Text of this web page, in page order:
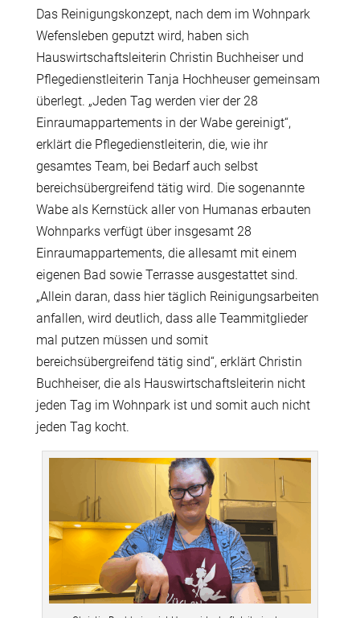
Das Reinigungskonzept, nach dem im Wohnpark
Wefensleben geputzt wird, haben sich
Hauswirtschaftsleiterin Christin Buchheiser und
Pflegedienstleiterin Tanja Hochheuser gemeinsam
überlegt. „Jeden Tag werden vier der 28
Einraumappartements in der Wabe gereinigt“,
erklärt die Pflegedienstleiterin, die, wie ihr
gesamtes Team, bei Bedarf auch selbst
bereichsübergreifend tätig wird. Die sogenannte
Wabe als Kernstück aller von Humanas erbauten
Wohnparks verfügt über insgesamt 28
Einraumappartements, die allesamt mit einem
eigenen Bad sowie Terrasse ausgestattet sind.
„Allein daran, dass hier täglich Reinigungsarbeiten
anfallen, wird deutlich, dass alle Teammitglieder
mal putzen müssen und somit
bereichsübergreifend tätig sind“, erklärt Christin
Buchheiser, die als Hauswirtschaftsleiterin nicht
jeden Tag im Wohnpark ist und somit auch nicht
jeden Tag kocht.